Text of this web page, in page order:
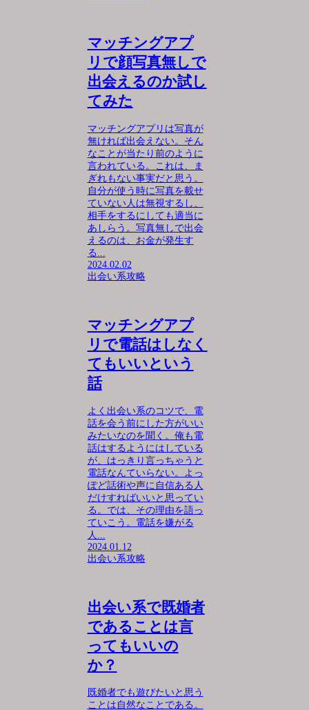
マッチングアプ
リで顔写真無しで
出会えるのか試し
てみた
マッチングアプリは写真が
無ければ出会えない。そん
なことが当たり前のように
言われている。これは、ま
ぎれもない事実だと思う。
自分が使う時に写真を載せ
ていない人は無視するし、
相手をするにしても適当に
あしらう。写真無しで出会
えるのは、お金が発生す
る...
2024.02.02
出会い系攻略
マッチングアプ
リで電話はしなく
てもいいという
話
よく出会い系のコツで、電
話を会う前にした方がいい
みたいなのを聞く。俺も電
話はするようにはしている
が、はっきり言っちゃうと
電話なんていらない。よっ
ぽど話術や声に自信ある人
だけすればいいと思ってい
る。では、その理由を語っ
ていこう。電話を嫌がる
人...
2024.01.12
出会い系攻略
出会い系で既婚者
であることは言
ってもいいの
か？
既婚者でも遊びたいと思う
ことは自然なことである。